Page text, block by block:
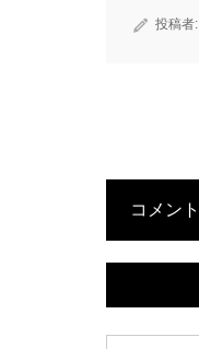
投稿者:
コメント